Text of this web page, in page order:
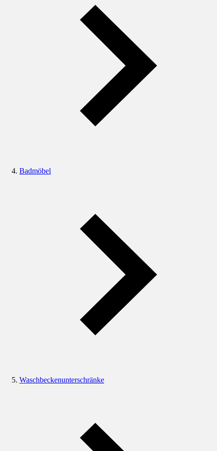
Badmöbel
Waschbeckenunterschränke